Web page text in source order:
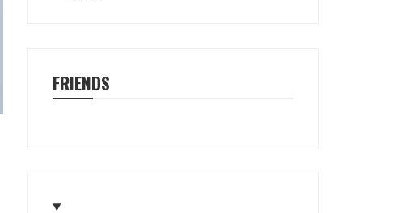
FRIENDS